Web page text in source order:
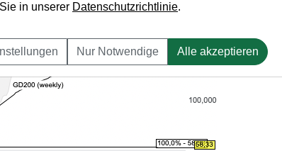
in unserer Datenschutzrichtlinie.
Nur Notwendige Alle akzeptieren